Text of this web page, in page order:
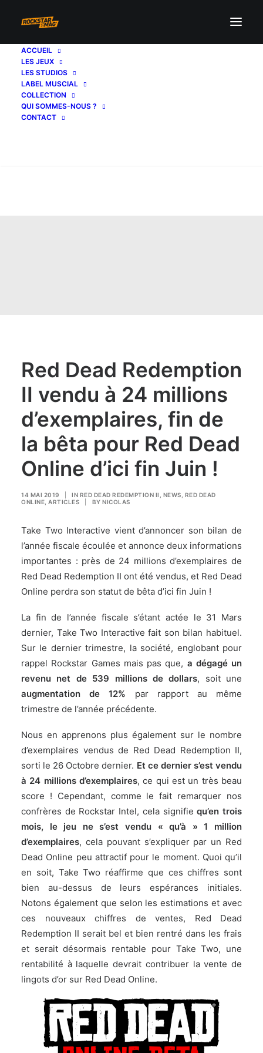
ACCUEIL
LES JEUX
LES STUDIOS
LABEL MUSCIAL
COLLECTION
QUI SOMMES-NOUS ?
CONTACT
Red Dead Redemption
II vendu à 24 millions
d’exemplaires, fin de
la bêta pour Red Dead
Online d’ici fin Juin !
14 MAI 2019 IN RED DEAD REDEMPTION II NEWS RED DEAD
ONLINE ARTICLES BY NICOLAS
Take Two Interactive vient d’annoncer son bilan de
l’année fiscale écoulée et annonce deux informations
importantes : près de 24 millions d’exemplaires de
Red Dead Redemption II ont été vendus, et Red Dead
Online perdra son statut de bêta d’ici fin Juin !
La fin de l’année fiscale s’étant actée le 31 Mars
dernier, Take Two Interactive fait son bilan habituel.
Sur le dernier trimestre, la société, englobant pour
rappel Rockstar Games mais pas que, a dégagé un
revenu net de 539 millions de dollars, soit une
augmentation de 12% par rapport au même
trimestre de l’année précédente.
Nous en apprenons plus également sur le nombre
d’exemplaires vendus de Red Dead Redemption II,
sorti le 26 Octobre dernier. Et ce dernier s’est vendu
à 24 millions d’exemplaires, ce qui est un très beau
score ! Cependant, comme le fait remarquer nos
confrères de Rockstar Intel, cela signifiequ’en trois
mois, le jeu ne s’est vendu « qu’à » 1 million
d’exemplaires, cela pouvant s’expliquer par un Red
Dead Online peu attractif pour le moment. Quoi qu’il
en soit, Take Two réaffirme que ces chiffres sont
bien au-dessus de leurs espérances initiales.
Notons également que selon les estimations et avec
ces nouveaux chiffres de ventes, Red Dead
Redemption II serait bel et bien rentré dans les frais
et serait désormais rentable pour Take Two, une
rentabilité à laquelle devrait contribuer la vente de
lingots d’or sur Red Dead Online.